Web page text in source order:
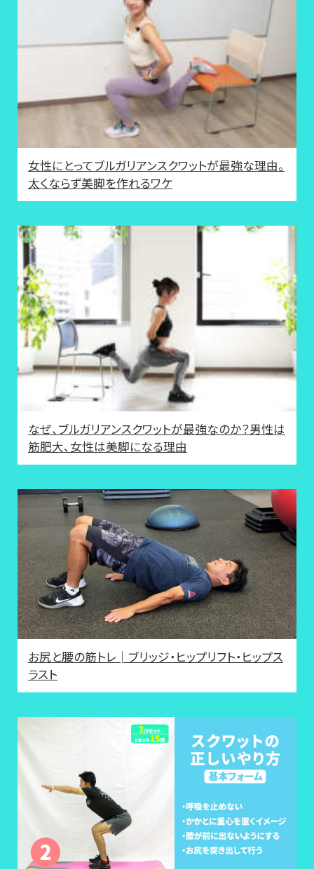
女性にとってブルガリアンスクワットが最強な理由。
太くならず美脚を作れるワケ
なぜ、ブルガリアンスクワットが最強なのか？男性は
筋肥大、女性は美脚になる理由
お尻と腰の筋トレ│ブリッジ・ヒップリフト・ヒップス
ラスト